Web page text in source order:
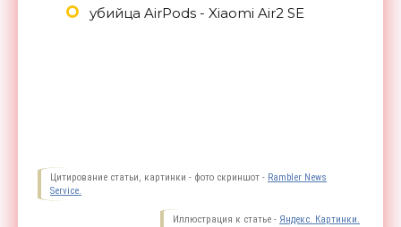
убийца AirPods - Xiaomi Air2 SE
Цитирование статьи, картинки - фото скриншот - Rambler News
Service.
Иллюстрация к статье - Яндекс. Картинки.